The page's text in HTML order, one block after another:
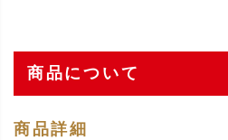
商品について
商品詳細